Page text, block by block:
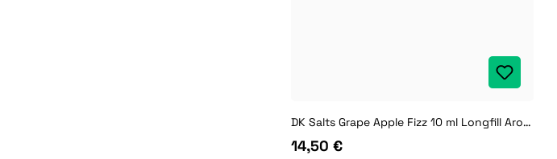
DK Salts Grape Apple Fizz 10 ml Longfill Aroma
14,50 €